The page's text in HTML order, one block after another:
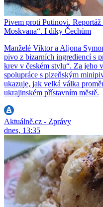
Pivem proti Putinovi. Reportáž
Moskvana“. I díky Čechům
Manželé Viktor a Aljona
pivo z bizarních ingrediencí s
krev v českém stylu“. Za jeho
spolupráce s plzeňským
ukazuje, jak velká válka
ukrajinském přístavním městě.
Aktuálně.cz - Zprávy
dnes, 13:35